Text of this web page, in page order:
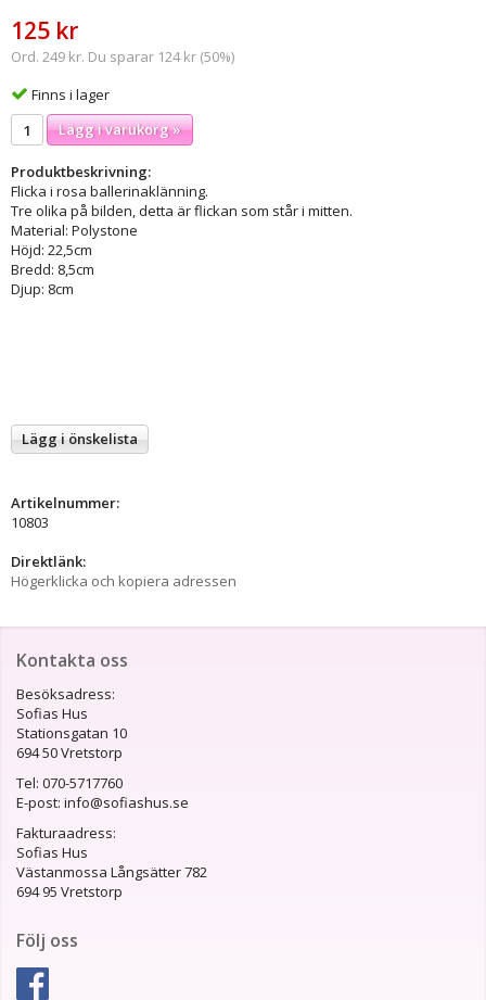
125 kr
Ord. 249 kr. Du sparar 124 kr (50%)
Finns i lager
Lägg i varukorg »
Produktbeskrivning:
Flicka i rosa ballerinaklänning.
Tre olika på bilden, detta är flickan som står i mitten.
Material: Polystone
Höjd: 22,5cm
Bredd: 8,5cm
Djup: 8cm
Lägg i önskelista
Artikelnummer:
10803
Direktlänk:
Högerklicka och kopiera adressen
Kontakta oss
Besöksadress:
Sofias Hus
Stationsgatan 10
694 50 Vretstorp
Tel: 070-5717760
E-post: info@sofiashus.se
Fakturaadress:
Sofias Hus
Västanmossa Långsätter 782
694 95 Vretstorp
Följ oss